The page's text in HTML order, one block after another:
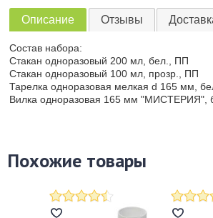
Описание Отзывы
Состав набора:
Стакан одноразовый 200 мл, бел., ПП
Стакан одноразовый 100 мл, прозр., ПП
Тарелка одноразовая мелкая d 165 мм,
Вилка одноразовая 165 мм "МИСТЕРИЯ",
Похожие товары